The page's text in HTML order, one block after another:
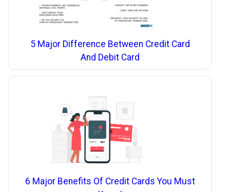
5 Major Difference Between Credit Card
And Debit Card
6 Major Benefits Of Credit Cards You Must